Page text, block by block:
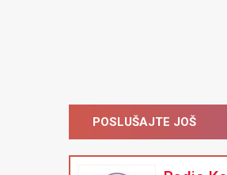
POSLUŠAJTE JOŠ